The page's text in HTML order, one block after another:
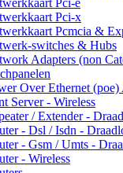
Pci-x
Pcmcia &
switches & Hubs
Adapters (non
Over Ethernet (poe)
Server - Wireless
/ Extender -
- Dsl / Isdn -
- Gsm / Umts -
- Wireless